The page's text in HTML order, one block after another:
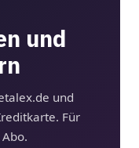
und
und
Für